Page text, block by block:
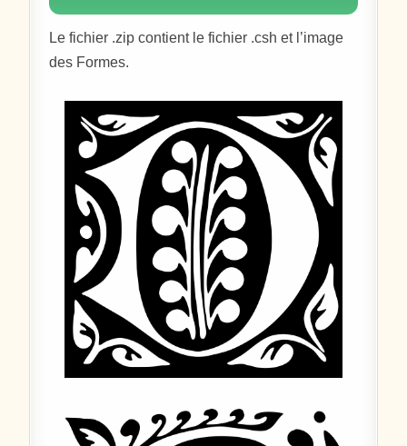
Le fichier .zip contient le fichier .csh et l’image
des Formes.